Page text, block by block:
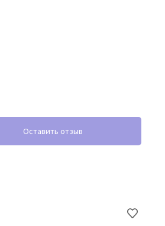
Оставить отзыв